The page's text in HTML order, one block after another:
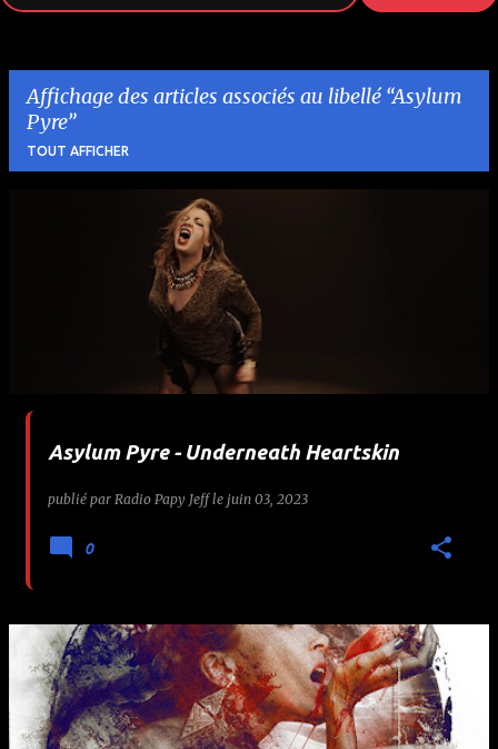
Affichage des articles associés au libellé Asylum
Pyre
TOUT AFFICHER
Asylum Pyre - Underneath Heartskin
publié par Radio Papy Jeff le juin 03, 2023
0